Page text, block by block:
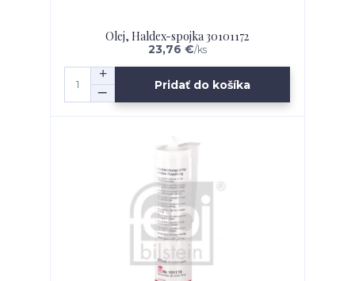
Olej, Haldex-spojka 30101172
23,76 €/ks
Pridať do košíka